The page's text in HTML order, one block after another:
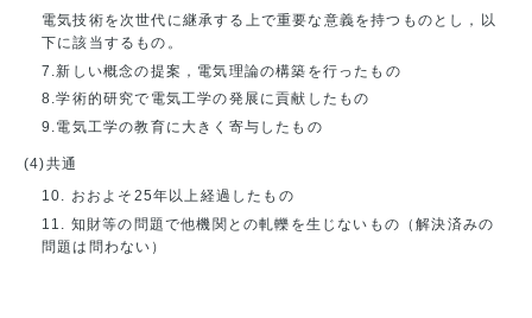
電気技術を次世代に継承する上で重要な意義を持つものとし，以
下に該当するもの。
7.新しい概念の提案，電気理論の構築を行ったもの
8.学術的研究で電気工学の発展に貢献したもの
9.電気工学の教育に大きく寄与したもの
(4)共通
10. おおよそ25年以上経過したもの
11. 知財等の問題で他機関との軋轢を生じないもの（解決済みの
問題は問わない）